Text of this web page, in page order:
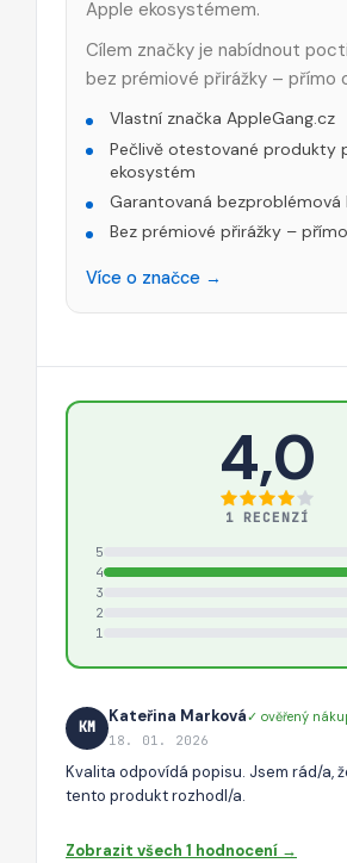
Apple ekosystémem.
Cílem značky je nabídnout
bez prémiové přirážky – přímo
Vlastní značka AppleGang.cz
Pečlivě otestované produkty
ekosystém
Garantovaná
Bez prémiové přirážky –
Více o značce →
4,0
1 RECENZÍ
5
4
3
2
1
KM
Kateřina Marková✓ ověřený
18. 01. 2026
Kvalita odpovídá popisu. Jsem rád/a,
tento produkt rozhodl/a.
Zobrazit všech 1 hodnocení →